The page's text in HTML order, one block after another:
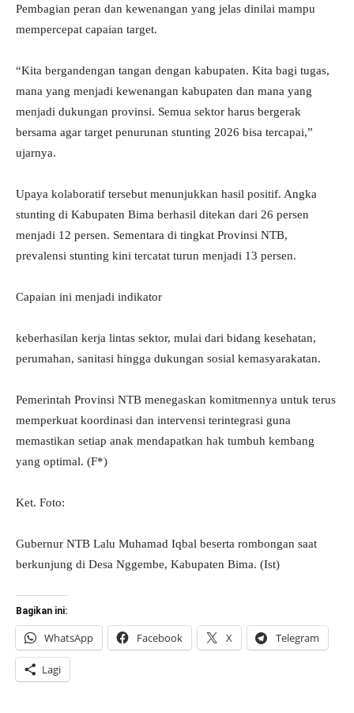
Pembagian peran dan kewenangan yang jelas dinilai mampu
mempercepat capaian target.
“Kita bergandengan tangan dengan kabupaten. Kita bagi tugas,
mana yang menjadi kewenangan kabupaten dan mana yang
menjadi dukungan provinsi. Semua sektor harus bergerak
bersama agar target penurunan stunting 2026 bisa tercapai,”
ujarnya.
Upaya kolaboratif tersebut menunjukkan hasil positif. Angka
stunting di Kabupaten Bima berhasil ditekan dari 26 persen
menjadi 12 persen. Sementara di tingkat Provinsi NTB,
prevalensi stunting kini tercatat turun menjadi 13 persen.
Capaian ini menjadi indikator
keberhasilan kerja lintas sektor, mulai dari bidang kesehatan,
perumahan, sanitasi hingga dukungan sosial kemasyarakatan.
Pemerintah Provinsi NTB menegaskan komitmennya untuk terus
memperkuat koordinasi dan intervensi terintegrasi guna
memastikan setiap anak mendapatkan hak tumbuh kembang
yang optimal. (F*)
Ket. Foto:
Gubernur NTB Lalu Muhamad Iqbal beserta rombongan saat
berkunjung di Desa Nggembe, Kabupaten Bima. (Ist)
Bagikan ini:
WhatsApp Facebook X Telegram
Lagi